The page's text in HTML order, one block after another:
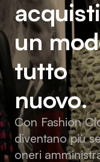
un
tutto
nuovo.
Con Fashion
diventano più
oneri